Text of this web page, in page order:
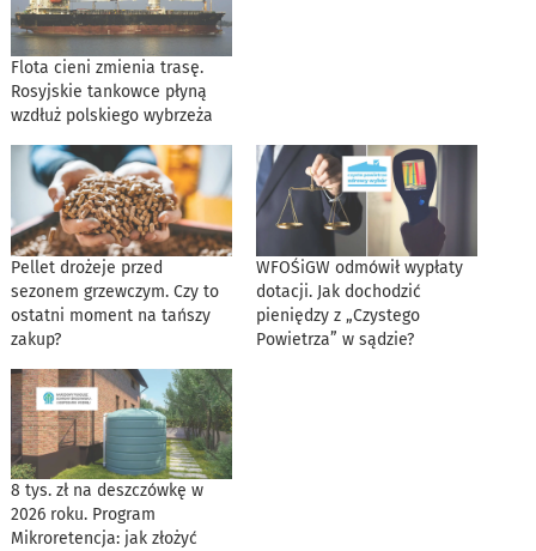
Flota cieni zmienia trasę.
Rosyjskie tankowce płyną
wzdłuż polskiego wybrzeża
Pellet drożeje przed
sezonem grzewczym. Czy to
ostatni moment na tańszy
zakup?
WFOŚiGW odmówił wypłaty
dotacji. Jak dochodzić
pieniędzy z „Czystego
Powietrza” w sądzie?
8 tys. zł na deszczówkę w
2026 roku. Program
Mikroretencja: jak złożyć